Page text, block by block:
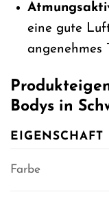
eine gute
angenehmes
Bodys in
EIGENSCHAFT
Farbe